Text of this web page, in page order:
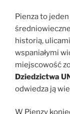
Pienza to jeden
historią,
wspaniałymi
miejscowość
Dziedzictwa
odwiedza ją
W Pienzy